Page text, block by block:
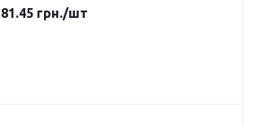
81.45 грн./шт